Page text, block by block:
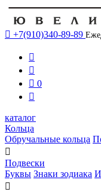
 +7(910)340-89-89


 0

каталог
Кольца
Обручальные кольца

Подвески
Буквы Знаки зодиака
